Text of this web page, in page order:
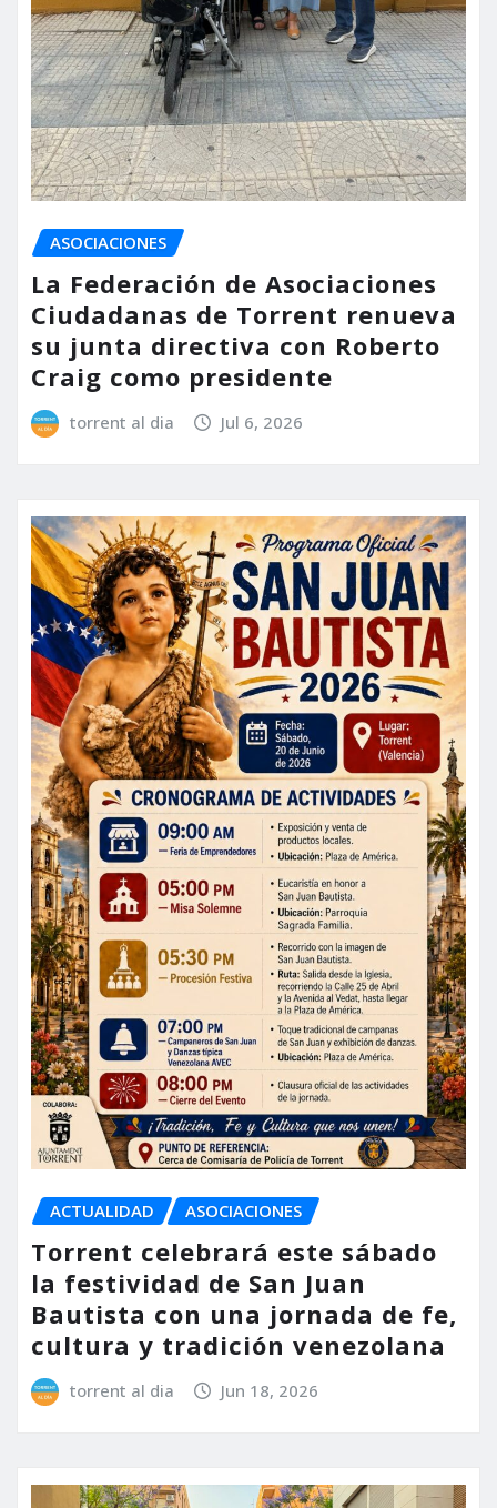
ASOCIACIONES
La Federación de Asociaciones
Ciudadanas de Torrent renueva
su junta directiva con Roberto
Craig como presidente
torrent al dia Jul 6, 2026
ACTUALIDAD ASOCIACIONES
Torrent celebrará este sábado
la festividad de San Juan
Bautista con una jornada de fe,
cultura y tradición venezolana
torrent al dia Jun 18, 2026